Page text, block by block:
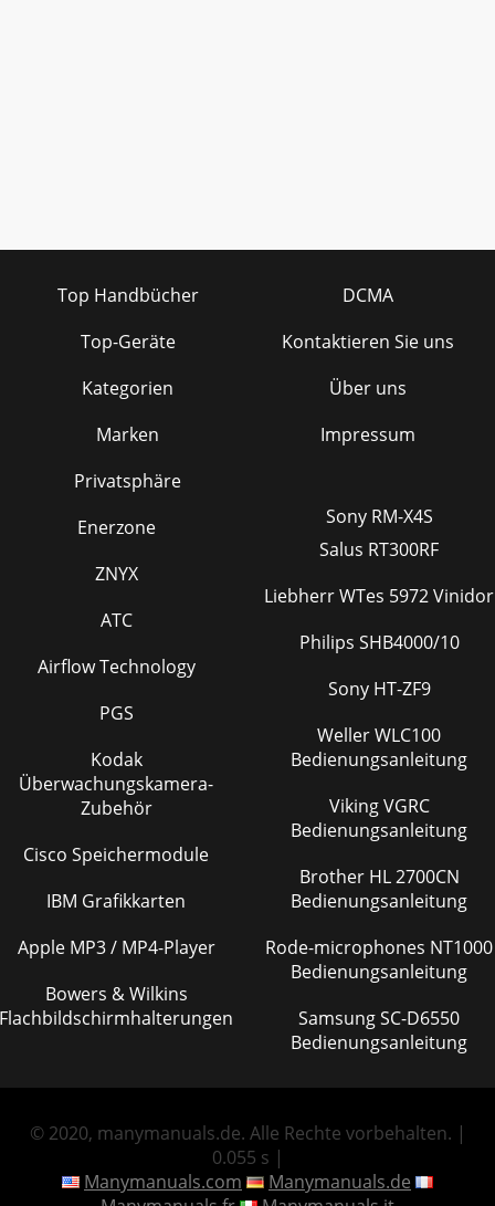
Top Handbücher
Top-Geräte
Kategorien
Marken
Privatsphäre
DCMA
Kontaktieren Sie uns
Über uns
Impressum
Enerzone
ZNYX
ATC
Airflow Technology
PGS
Kodak
Überwachungskamera-
Zubehör
Cisco Speichermodule
IBM Grafikkarten
Apple MP3 / MP4-Player
Bowers & Wilkins
Flachbildschirmhalterungen
Sony RM-X4S
Salus RT300RF
Liebherr WTes 5972 Vinidor
Philips SHB4000/10
Sony HT-ZF9
Weller WLC100
Bedienungsanleitung
Viking VGRC
Bedienungsanleitung
Brother HL 2700CN
Bedienungsanleitung
Rode-microphones NT1000
Bedienungsanleitung
Samsung SC-D6550
Bedienungsanleitung
© 2020, manymanuals.de. Alle Rechte vorbehalten. |
0.055 s |
Manymanuals.com
Manymanuals.de